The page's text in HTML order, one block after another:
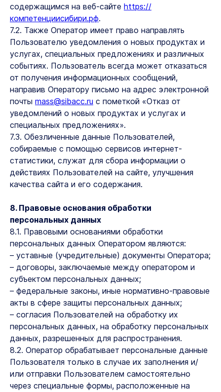
содержащимся на веб-сайте https://
компетенциисибири.рф.
7.2. Также Оператор имеет право направлять
Пользователю уведомления о новых продуктах и
услугах, специальных предложениях и различных
событиях. Пользователь всегда может отказаться
от получения информационных сообщений,
направив Оператору письмо на адрес электронной
почты mass@sibacc.ru с пометкой «Отказ от
уведомлений о новых продуктах и услугах и
специальных предложениях».
7.3. Обезличенные данные Пользователей,
собираемые с помощью сервисов интернет-
статистики, служат для сбора информации о
действиях Пользователей на сайте, улучшения
качества сайта и его содержания.
8. Правовые основания обработки
персональных данных
8.1. Правовыми основаниями обработки
персональных данных Оператором являются:
– уставные (учредительные) документы Оператора;
– договоры, заключаемые между оператором и
субъектом персональных данных;
– федеральные законы, иные нормативно-правовые
акты в сфере защиты персональных данных;
– согласия Пользователей на обработку их
персональных данных, на обработку персональных
данных, разрешенных для распространения.
8.2. Оператор обрабатывает персональные данные
Пользователя только в случае их заполнения и/
или отправки Пользователем самостоятельно
через специальные формы, расположенные на